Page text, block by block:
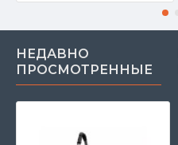
НЕДАВНО
ПРОСМОТРЕННЫЕ